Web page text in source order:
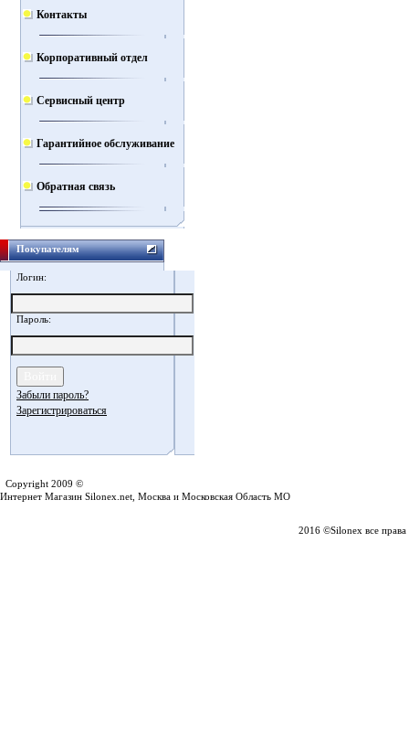
Контакты
Корпоративный отдел
Сервисный центр
Гарантийное обслуживание
Обратная связь
Покупателям
Логин:
Пароль:
Забыли пароль?
Зарегистрироваться
Copyright 2009 ©
Интернет Магазин Silonex.net, Москва и Московская Область МО
2016 ©Silonex все